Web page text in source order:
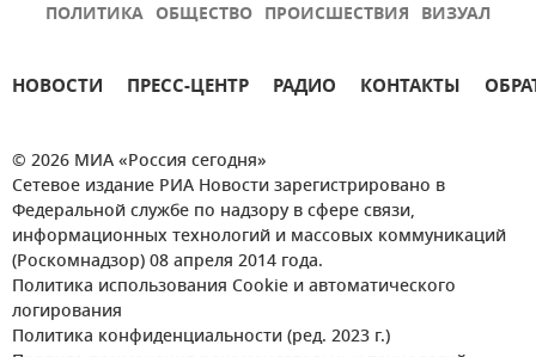
ПОЛИТИКА ОБЩЕСТВО ПРОИСШЕСТВИЯ ВИЗУАЛ
НОВОСТИ ПРЕСС-ЦЕНТР РАДИО КОНТАКТЫ
© 2026 МИА «Россия сегодня»
Сетевое издание РИА Новости зарегистрировано в
Федеральной службе по надзору в сфере связи,
информационных технологий и массовых коммуникаций
(Роскомнадзор) 08 апреля 2014 года.
Политика использования Cookie и автоматического
логирования
Политика конфиденциальности (ред. 2023 г.)